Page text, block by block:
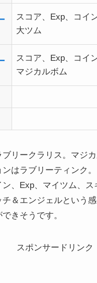
スコア、Exp、コイ
大ツム
スコア、Exp、コイ
マジカルボム
リークラリス。マジ
はラブリーティンク。
ン、Exp、マイツム、
チ＆エンジェルという
きそうです。
スポンサードリンク